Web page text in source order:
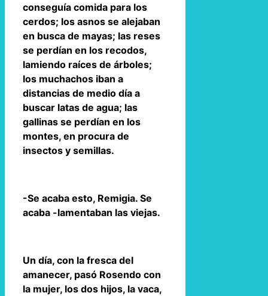
conseguía comida para los
cerdos; los asnos se alejaban
en busca de mayas; las reses
se perdían en los recodos,
lamiendo raíces de árboles;
los muchachos iban a
distancias de medio día a
buscar latas de agua; las
gallinas se perdían en los
montes, en procura de
insectos y semillas.
-Se acaba esto, Remigia. Se
acaba -lamentaban las viejas.
Un día, con la fresca del
amanecer, pasó Rosendo con
la mujer, los dos hijos, la vaca,